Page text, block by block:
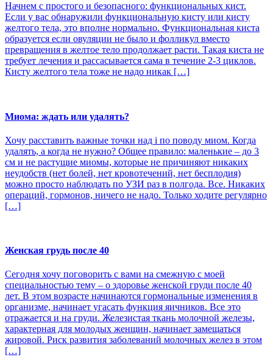
Начнем с простого и безопасного: функциональных кист.
Если у вас обнаружили функциональную кисту или кисту
желтого тела, это вполне нормально. Функциональная киста
образуется если овуляции не было и фолликул вместо
превращения в желтое тело продолжает расти. Такая киста не
требует лечения и рассасывается сама в течение 2-3 циклов.
Кисту желтого тела тоже не надо никак […]
Миома: ждать или удалять?
Хочу расставить важные точки над i по поводу миом. Когда
удалять, а когда не нужно? Общее правило: маленькие – до 3
см и не растущие миомы, которые не причиняют никаких
неудобств (нет болей, нет кровотечений, нет бесплодия)
можно просто наблюдать по УЗИ раз в полгода. Все. Никаких
операций, гормонов, ничего не надо. Только ходите регулярно
[…]
Женская грудь после 40
Сегодня хочу поговорить с вами на смежную с моей
специальностью тему – о здоровье женской груди после 40
лет. В этом возрасте начинаются гормональные изменения в
организме, начинает угасать функция яичников. Все это
отражается и на груди. Железистая ткань молочной железы,
характерная для молодых женщин, начинает замещаться
жировой. Риск развития заболеваний молочных желез в этом
[…]